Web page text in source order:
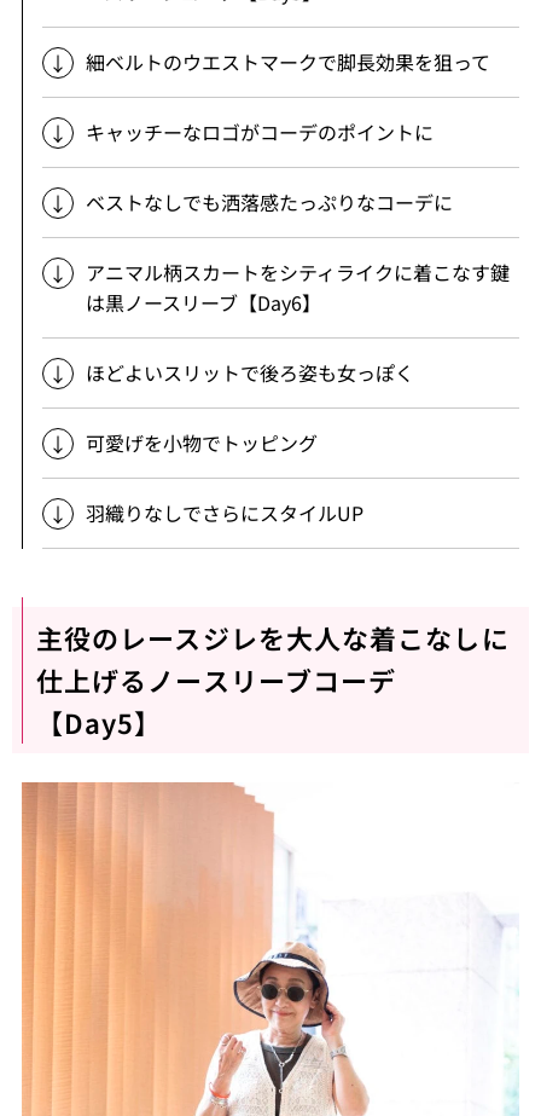
細ベルトのウエストマークで脚長効果を狙って
キャッチーなロゴがコーデのポイントに
ベストなしでも洒落感たっぷりなコーデに
アニマル柄スカートをシティライクに着こなす鍵
は黒ノースリーブ【Day6】
ほどよいスリットで後ろ姿も女っぽく
可愛げを小物でトッピング
羽織りなしでさらにスタイルUP
主役のレースジレを大人な着こなしに
仕上げるノースリーブコーデ
【Day5】